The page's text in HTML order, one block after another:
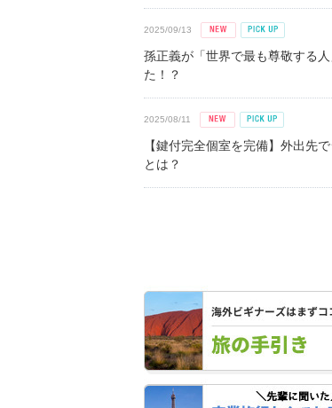
2025/09/13
孫正義が「世界で最も尊敬する
た！？
2025/08/11
【鍵付完全個室を完備】外出先
とは？